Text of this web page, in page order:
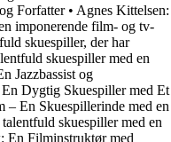
Forfatter• Agnes Kittelsen:
imponerende film- og tv-
skuespiller, der har
skuespiller med en
Jazzbassist og
Dygtig Skuespiller med Et
– En Skuespillerinde med en
talentfuld skuespiller med en
En Filminstruktør med